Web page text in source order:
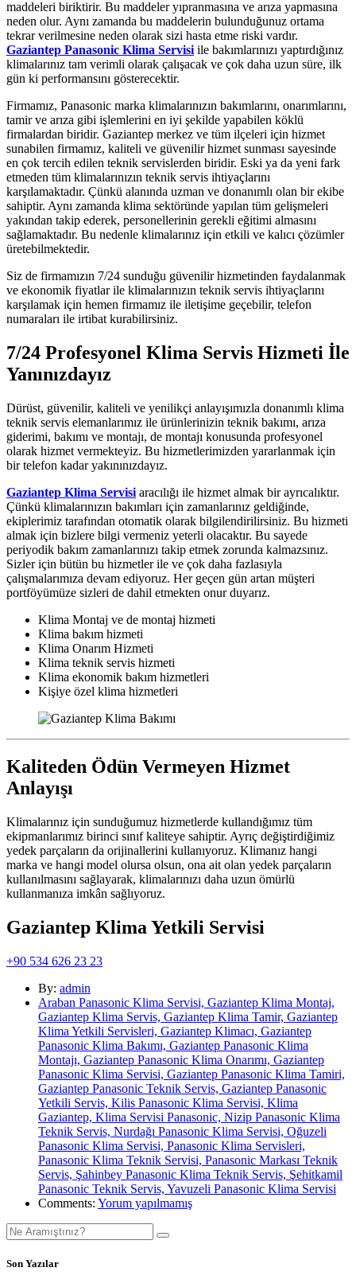
maddeleri biriktirir. Bu maddeler yıpranmasına ve arıza yapmasına
neden olur. Aynı zamanda bu maddelerin bulunduğunuz ortama
tekrar verilmesine neden olarak sizi hasta etme riski vardır.
Gaziantep Panasonic Klima Servisi ile bakımlarınızı yaptırdığınız
klimalarınız tam verimli olarak çalışacak ve çok daha uzun süre, ilk
gün ki performansını gösterecektir.
Firmamız, Panasonic marka klimalarınızın bakımlarını, onarımlarını,
tamir ve arıza gibi işlemlerini en iyi şekilde yapabilen köklü
firmalardan biridir. Gaziantep merkez ve tüm ilçeleri için hizmet
sunabilen firmamız, kaliteli ve güvenilir hizmet sunması sayesinde
en çok tercih edilen teknik servislerden biridir. Eski ya da yeni fark
etmeden tüm klimalarınızın teknik servis ihtiyaçlarını
karşılamaktadır. Çünkü alanında uzman ve donanımlı olan bir ekibe
sahiptir. Aynı zamanda klima sektöründe yapılan tüm gelişmeleri
yakından takip ederek, personellerinin gerekli eğitimi almasını
sağlamaktadır. Bu nedenle klimalarınız için etkili ve kalıcı çözümler
üretebilmektedir.
Siz de firmamızın 7/24 sunduğu güvenilir hizmetinden faydalanmak
ve ekonomik fiyatlar ile klimalarınızın teknik servis ihtiyaçlarını
karşılamak için hemen firmamız ile iletişime geçebilir, telefon
numaraları ile irtibat kurabilirsiniz.
7/24 Profesyonel Klima Servis Hizmeti İle
Yanınızdayız
Dürüst, güvenilir, kaliteli ve yenilikçi anlayışımızla donanımlı klima
teknik servis elemanlarımız ile ürünlerinizin teknik bakımı, arıza
giderimi, bakımı ve montajı, de montajı konusunda profesyonel
olarak hizmet vermekteyiz. Bu hizmetlerimizden yararlanmak için
bir telefon kadar yakınınızdayız.
Gaziantep Klima Servisi aracılığı ile hizmet almak bir ayrıcalıktır.
Çünkü klimalarınızın bakımları için zamanlarınız geldiğinde,
ekiplerimiz tarafından otomatik olarak bilgilendirilirsiniz. Bu hizmeti
almak için bizlere bilgi vermeniz yeterli olacaktır. Bu sayede
periyodik bakım zamanlarınızı takip etmek zorunda kalmazsınız.
Sizler için bütün bu hizmetler ile ve çok daha fazlasıyla
çalışmalarımıza devam ediyoruz. Her geçen gün artan müşteri
portföyümüze sizleri de dahil etmekten onur duyarız.
Klima Montaj ve de montaj hizmeti
Klima bakım hizmeti
Klima Onarım Hizmeti
Klima teknik servis hizmeti
Klima ekonomik bakım hizmetleri
Kişiye özel klima hizmetleri
Kaliteden Ödün Vermeyen Hizmet
Anlayışı
Klimalarınız için sunduğumuz hizmetlerde kullandığımız tüm
ekipmanlarımız birinci sınıf kaliteye sahiptir. Ayrıç değiştirdiğimiz
yedek parçaların da orijinallerini kullanıyoruz. Klimanız hangi
marka ve hangi model olursa olsun, ona ait olan yedek parçaların
kullanılmasını sağlayarak, klimalarınızı daha uzun ömürlü
kullanmanıza imkân sağlıyoruz.
Gaziantep Klima Yetkili Servisi
+90 534 626 23 23
By: admin
Araban Panasonic Klima Servisi, Gaziantep Klima Montaj,
Gaziantep Klima Servis, Gaziantep Klima Tamir, Gaziantep
Klima Yetkili Servisleri, Gaziantep Klimacı, Gaziantep
Panasonic Klima Bakımı, Gaziantep Panasonic Klima
Montajı, Gaziantep Panasonic Klima Onarımı, Gaziantep
Panasonic Klima Servisi, Gaziantep Panasonic Klima Tamiri,
Gaziantep Panasonic Teknik Servis, Gaziantep Panasonic
Yetkili Servis, Kilis Panasonic Klima Servisi, Klima
Gaziantep, Klima Servisi Panasonic, Nizip Panasonic Klima
Teknik Servis, Nurdağı Panasonic Klima Servisi, Oğuzeli
Panasonic Klima Servisi, Panasonic Klima Servisleri,
Panasonic Klima Teknik Servisi, Panasonic Markası Teknik
Servis, Şahinbey Panasonic Klima Teknik Servis, Şehitkamil
Panasonic Teknik Servis, Yavuzeli Panasonic Klima Servisi
Comments: Yorum yapılmamış
Son Yazılar